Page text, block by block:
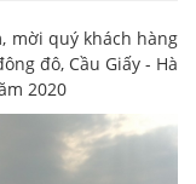
mời quý khách hàng
đô, Cầu Giấy - Hà
2020